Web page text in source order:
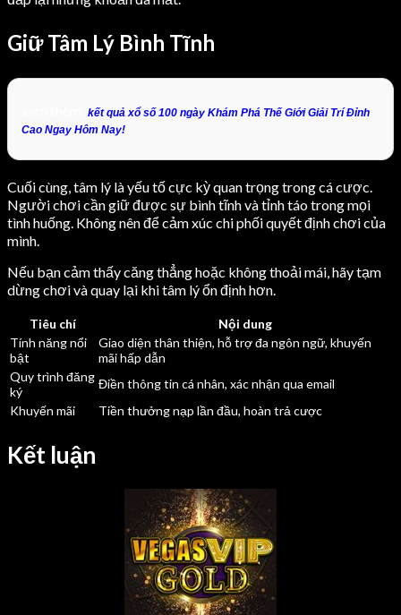
Giữ Tâm Lý Bình Tĩnh
kết quả xổ số 100 ngày Khám Phá Thế Giới Giải Trí Đỉnh
Cao Ngay Hôm Nay!
Cuối cùng, tâm lý là yếu tố cực kỳ quan trọng trong cá cược.
Người chơi cần giữ được sự bình tĩnh và tỉnh táo trong mọi
tình huống. Không nên để cảm xúc chi phối quyết định chơi của
mình.
Nếu bạn cảm thấy căng thẳng hoặc không thoải mái, hãy tạm
dừng chơi và quay lại khi tâm lý ổn định hơn.
Tiêu chí
Nội dung
Tính năng nổi
bật
Giao diện thân thiện, hỗ trợ đa ngôn ngữ, khuyến
mãi hấp dẫn
Quy trình đăng
ký
Điền thông tin cá nhân, xác nhận qua email
Khuyến mãi
Tiền thưởng nạp lần đầu, hoàn trả cược
Kết luận